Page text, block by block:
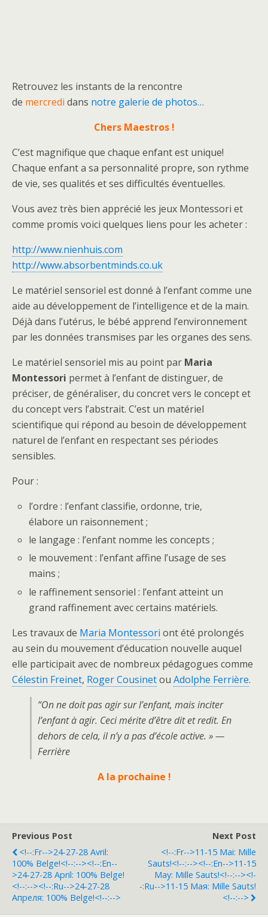
Retrouvez les instants de la rencontre
de mercredi dans notre galerie de photos…
Chers Maestros !
C’est magnifique que chaque enfant est unique!
Chaque enfant a sa personnalité propre, son rythme
de vie, ses qualités et ses difficultés éventuelles.
Vous avez très bien apprécié les jeux Montessori et
comme promis voici quelques liens pour les acheter :
http://www.nienhuis.com
http://www.absorbentminds.co.uk
Le matériel sensoriel est donné à l’enfant comme une
aide au développement de l’intelligence et de la main.
Déjà dans l’utérus, le bébé apprend l’environnement
par les données transmises par les organes des sens.
Le matériel sensoriel mis au point par Maria
Montessori permet à l’enfant de distinguer, de
préciser, de généraliser, du concret vers le concept et
du concept vers l’abstrait. C’est un matériel
scientifique qui répond au besoin de développement
naturel de l’enfant en respectant ses périodes
sensibles.
Pour :
l’ordre : l’enfant classifie, ordonne, trie,
élabore un raisonnement ;
le langage : l’enfant nomme les concepts ;
le mouvement : l’enfant affine l’usage de ses
mains ;
le raffinement sensoriel : l’enfant atteint un
grand raffinement avec certains matériels.
Les travaux de Maria Montessori ont été prolongés
au sein du mouvement d’éducation nouvelle auquel
elle participait avec de nombreux pédagogues comme
Célestin Freinet, Roger Cousinetou Adolphe Ferrière.
“On ne doit pas agir sur l’enfant, mais inciter
l’enfant à agir. Ceci mérite d’être dit et redit. En
dehors de cela, il n’y a pas d’école active. » —
Ferrière
A la prochaine !
Previous Post
<!--:fr-->24-27-28 Avril:
100% Belge!<!--:--><!--:en--
>24-27-28 April: 100% Belge!
<!--:--><!--:ru-->24-27-28
Апреля: 100% Belge!<!--:-->
Next Post
<!--:fr-->11-15 Mai: Mille
Sauts!<!--:--><!--:en-->11-15
May: Mille Sauts!<!--:--><!-
-:ru-->11-15 Мая: Mille Sauts!
<!--:-->